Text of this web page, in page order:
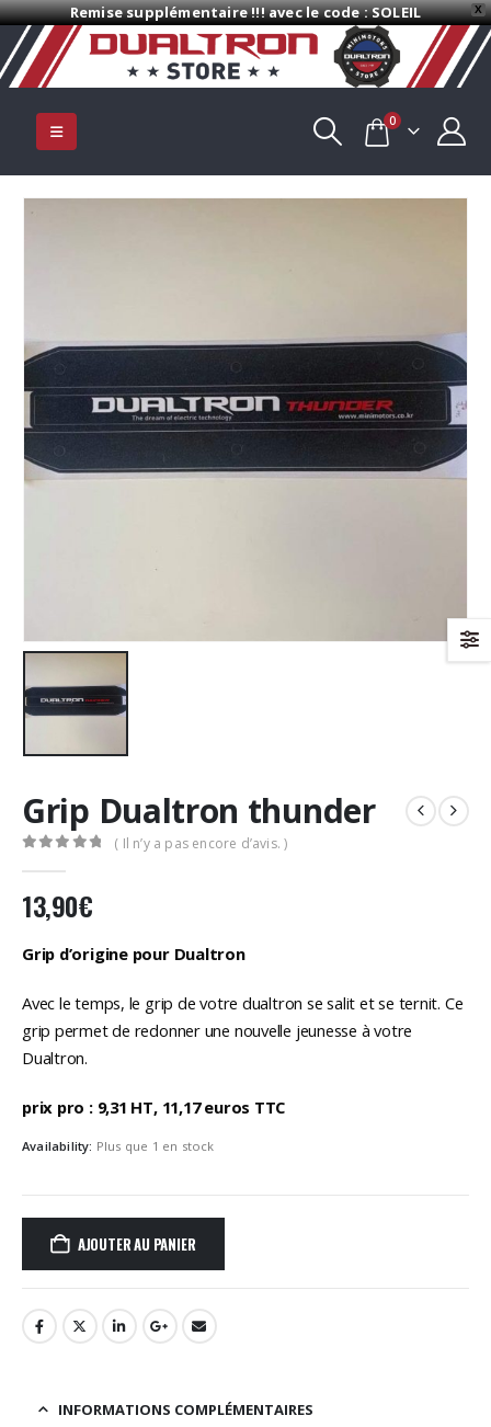
X
Remise supplémentaire !!! avec le code : SOLEIL
0
Grip Dualtron thunder
( Il n’y a pas encore d’avis. )
13,90€
Grip d’origine pour Dualtron
Avec le temps, le grip de votre dualtron se salit et se ternit. Ce
grip permet de redonner une nouvelle jeunesse à votre
Dualtron.
prix pro : 9,31 HT, 11,17 euros TTC
Availability: Plus que 1 en stock
AJOUTER AU PANIER
INFORMATIONS COMPLÉMENTAIRES